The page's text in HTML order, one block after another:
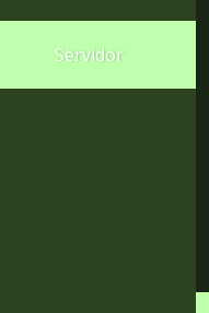
menu
para
Servidor